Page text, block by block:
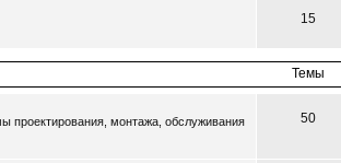
15
Темы
проектирования, монтажа, обслуживания
50